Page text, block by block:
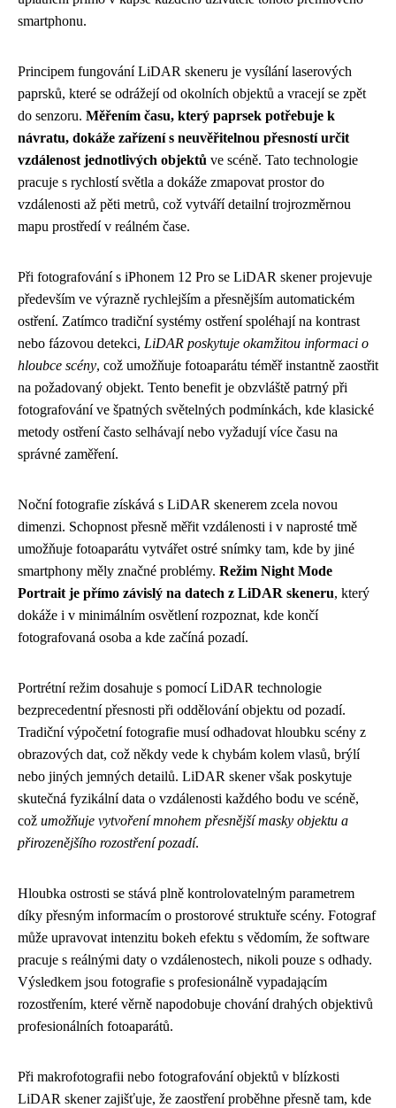
smartphonu.
Principem fungování LiDAR skeneru je vysílání laserových
paprsků, které se odrážejí od okolních objektů a vracejí se zpět
do senzoru. Měřením času, který paprsek potřebuje k
návratu, dokáže zařízení s neuvěřitelnou přesností určit
vzdálenost jednotlivých objektů ve scéně. Tato technologie
pracuje s rychlostí světla a dokáže zmapovat prostor do
vzdálenosti až pěti metrů, což vytváří detailní trojrozměrnou
mapu prostředí v reálném čase.
Při fotografování s iPhonem 12 Pro se LiDAR skener projevuje
především ve výrazně rychlejším a přesnějším automatickém
ostření. Zatímco tradiční systémy ostření spoléhají na kontrast
nebo fázovou detekci, LiDAR poskytuje okamžitou informaci o
hloubce scény, což umožňuje fotoaparátu téměř instantně zaostřit
na požadovaný objekt. Tento benefit je obzvláště patrný při
fotografování ve špatných světelných podmínkách, kde klasické
metody ostření často selhávají nebo vyžadují více času na
správné zaměření.
Noční fotografie získává s LiDAR skenerem zcela novou
dimenzi. Schopnost přesně měřit vzdálenosti i v naprosté tmě
umožňuje fotoaparátu vytvářet ostré snímky tam, kde by jiné
smartphony měly značné problémy. Režim Night Mode
Portrait je přímo závislý na datech z LiDAR skeneru, který
dokáže i v minimálním osvětlení rozpoznat, kde končí
fotografovaná osoba a kde začíná pozadí.
Portrétní režim dosahuje s pomocí LiDAR technologie
bezprecedentní přesnosti při oddělování objektu od pozadí.
Tradiční výpočetní fotografie musí odhadovat hloubku scény z
obrazových dat, což někdy vede k chybám kolem vlasů, brýlí
nebo jiných jemných detailů. LiDAR skener však poskytuje
skutečná fyzikální data o vzdálenosti každého bodu ve scéně,
což umožňuje vytvoření mnohem přesnější masky objektu a
přirozenějšího rozostření pozadí.
Hloubka ostrosti se stává plně kontrolovatelným parametrem
díky přesným informacím o prostorové struktuře scény. Fotograf
může upravovat intenzitu bokeh efektu s vědomím, že software
pracuje s reálnými daty o vzdálenostech, nikoli pouze s odhady.
Výsledkem jsou fotografie s profesionálně vypadającím
rozostřením, které věrně napodobuje chování drahých objektivů
profesionálních fotoaparátů.
Při makrofotografii nebo fotografování objektů v blízkosti
LiDAR skener zajišťuje, že zaostření proběhne přesně tam, kde